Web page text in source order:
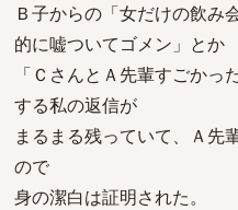
Ｂ子からの「女だけの飲み
的に嘘ついてゴメン」とか
「ＣさんとＡ先輩すごか
する私の返信が
まるまる残っていて、Ａ先
ので
身の潔白は証明された。